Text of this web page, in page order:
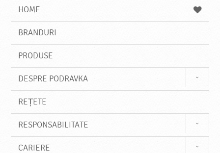
a
a
s
e
e
HOME
BRANDURI
PRODUSE
DESPRE PODRAVKA
REȚETE
RESPONSABILITATE
CARIERE